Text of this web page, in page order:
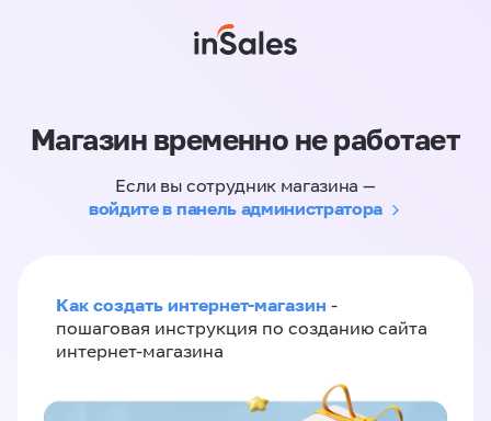
Магазин временно не работает
Если вы сотрудник магазина —
войдите в панель администратора
Как создать интернет-магазин -
пошаговая инструкция по созданию сайта
интернет-магазина